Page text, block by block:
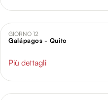
GIORNO 12
Galápagos - Quito
Più dettagli